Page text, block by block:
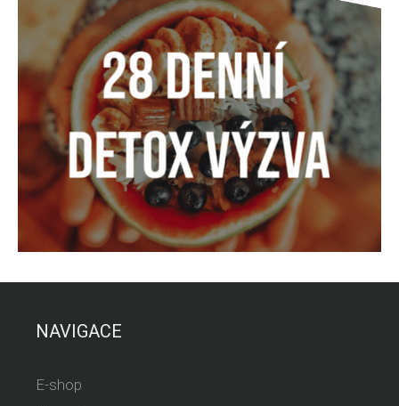
NAVIGACE
E-shop